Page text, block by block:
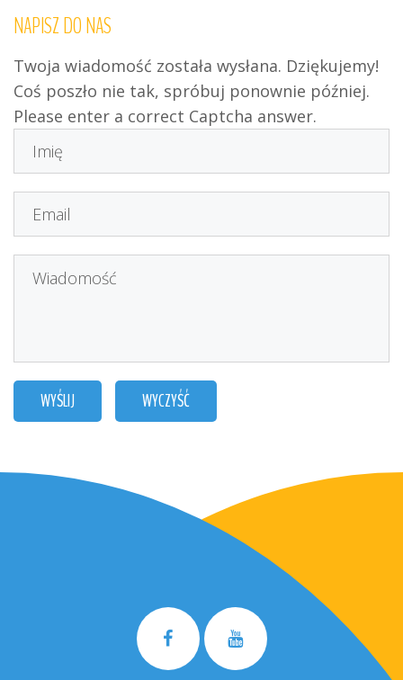
NAPISZDONAS
Twoja wiadomość została wysłana. Dziękujemy!
Coś poszło nie tak, spróbuj ponownie później.
Please enter a correct Captcha answer.
WYŚLIJ WYCZYŚĆ